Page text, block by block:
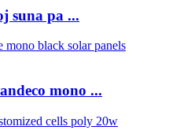
suna pa ...
mono ...